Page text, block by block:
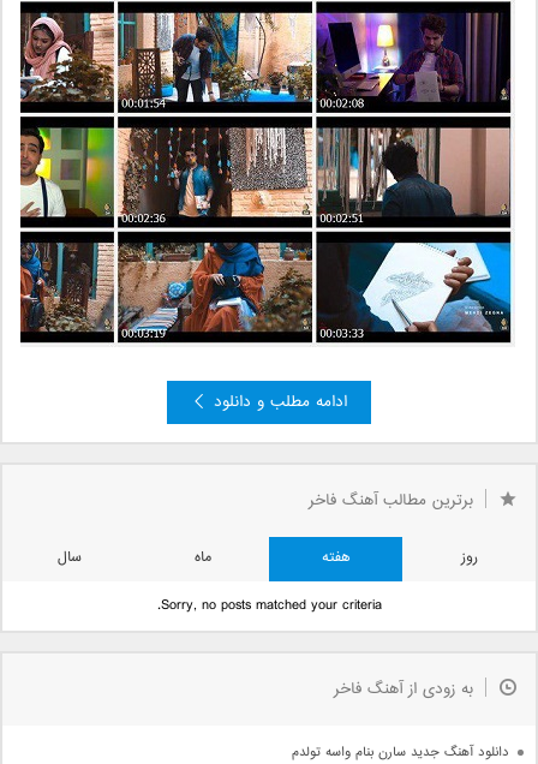
ادامه مطلب و دانلود
برترین مطالب آهنگ فاخر
روز هفته ماه
سال
Sorry, no posts matched your criteria.
به زودی از آهنگ فاخر
دانلود آهنگ جدید سارن بنام واسه تولدم